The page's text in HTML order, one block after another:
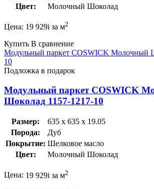
Цвет:
Молочный Шоколад
Цена: 19 929i за м2
Купить В сравнение
Модульный паркет COSWICK Молочный
10
Подложка в подарок
Модульный паркет COSWICK
Шоколад 1157-1217-10
Размер:
635 x 635 x 19.05
Порода:
Дуб
Покрытие: Шелковое масло
Цвет:
Молочный Шоколад
Цена: 19 929i за м2